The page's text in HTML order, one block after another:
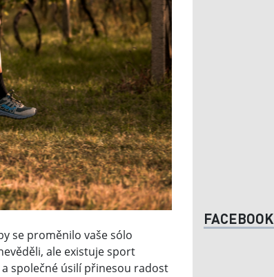
se proměnilo vaše sólo
ale existuje sport
společné úsilí přinesou radost
FACEBOOK